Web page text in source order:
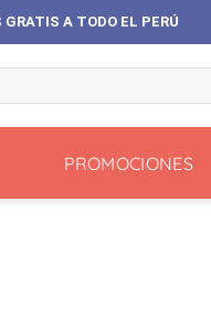
GRATIS A TODO EL PERÚ
PROMOCIONES